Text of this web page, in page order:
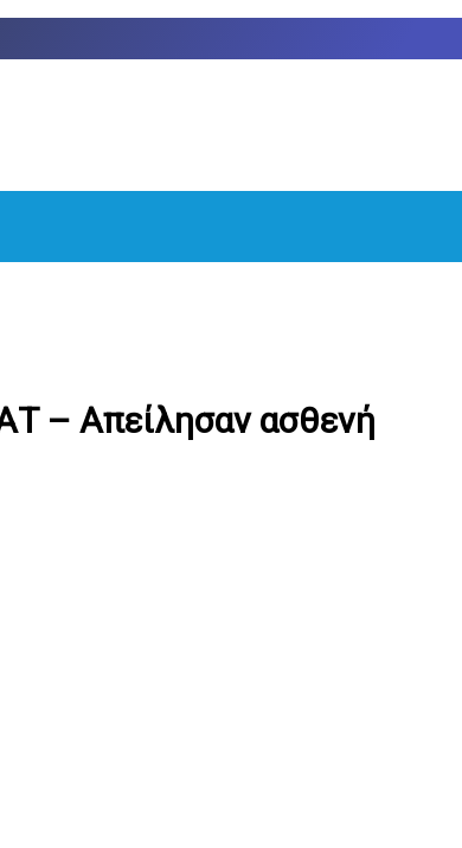
– Απείλησαν ασθενή